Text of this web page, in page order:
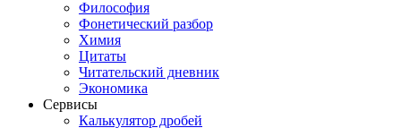
Философия
Фонетический разбор
Химия
Цитаты
Читательский дневник
Экономика
Сервисы
Калькулятор дробей